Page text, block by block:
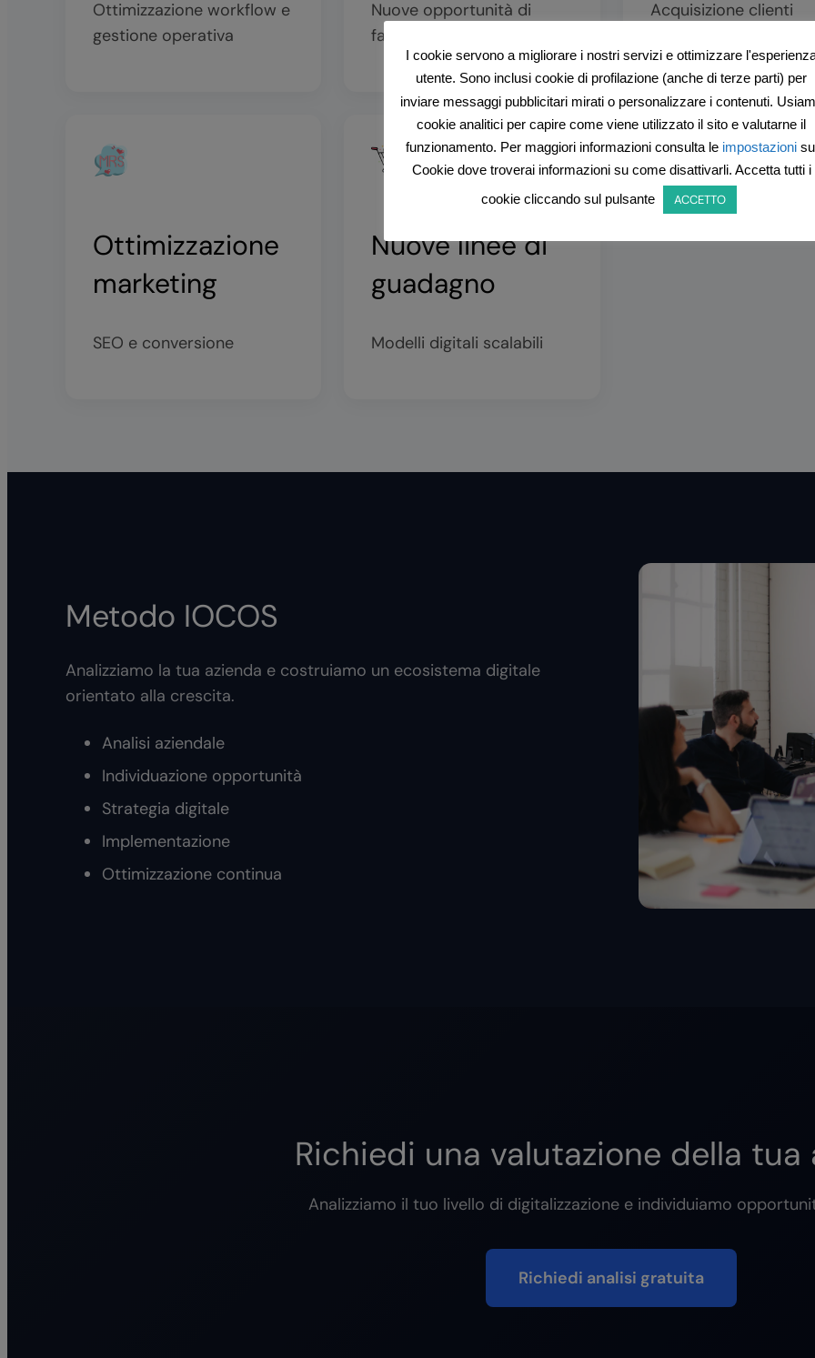
Ottimizzazione workflow e
gestione operativa
Nuove opportunità di
fatturato digitale
Acquisizione clienti
Ottimizzazione
marketing
SEO e conversione
Nuove linee di
guadagno
Modelli digitali scalabili
Metodo IOCOS
Analizziamo la tua azienda e costruiamo un ecosistema digitale
orientato alla crescita.
Analisi aziendale
Individuazione opportunità
Strategia digitale
Implementazione
Ottimizzazione continua
Richiedi una valutazione della tua
Analizziamo il tuo livello di digitalizzazione e individuiamo
Richiedi analisi gratuita
I cookie servono a migliorare i nostri servizi e ottimizzare
utente. Sono inclusi cookie di profilazione (anche di terze parti) per
inviare messaggi pubblicitari mirati o personalizzare i contenuti.
cookie analitici per capire come viene utilizzato il sito e valutarne il
funzionamento. Per maggiori informazioni consulta le impostazioni
Cookie dove troverai informazioni su come disattivarli. Accetta tutti i
cookie cliccando sul pulsante
ACCETTO